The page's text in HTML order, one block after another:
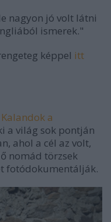
nagyon jó volt látni
ismerek."
képpel itt
Kalandok a
a világ sok pontján
ahol a cél az volt,
nomád törzsek
fotódokumentálják.